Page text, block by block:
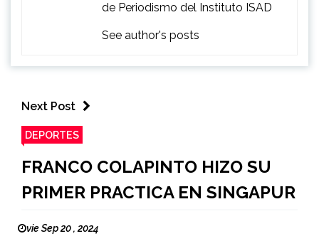
de Periodismo del Instituto ISAD
See author's posts
Next Post
DEPORTES
FRANCO COLAPINTO HIZO SU
PRIMER PRACTICA EN SINGAPUR
vie Sep 20 , 2024